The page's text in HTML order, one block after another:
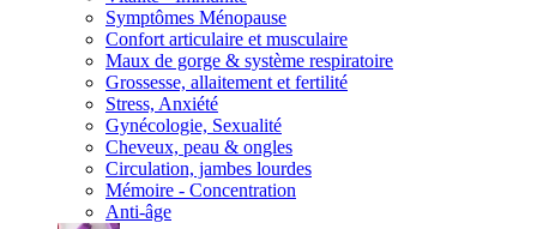
Symptômes Ménopause
Confort articulaire et musculaire
Maux de gorge & système respiratoire
Grossesse, allaitement et fertilité
Stress, Anxiété
Gynécologie, Sexualité
Cheveux, peau & ongles
Circulation, jambes lourdes
Mémoire - Concentration
Anti-âge